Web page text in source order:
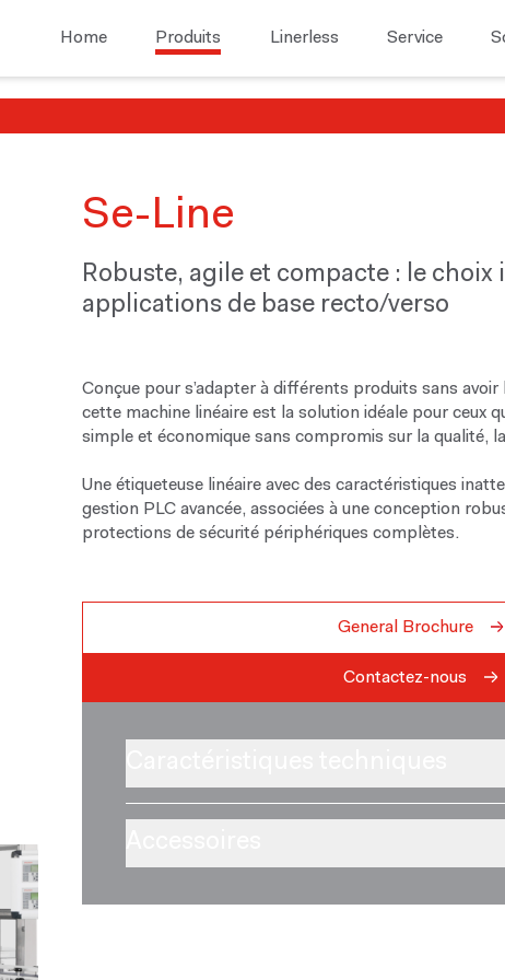
Home Produits Linerless Service
Se-Line
Robuste, agile et compacte : le choix
applications de base recto/verso
Conçue pour s’adapter à différents produits sans
cette machine linéaire est la solution idéale pour ceux
simple et économique sans compromis sur la qualité,
Une étiqueteuse linéaire avec des caractéristiques
gestion PLC avancée, associées à une conception
protections de sécurité périphériques complètes.
General Brochure
Contactez-nous